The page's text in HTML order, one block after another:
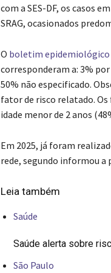
com a SES-DF, os casos
SRAG, ocasionados
O boletim epidemiológico
corresponderam a: 3% por
50% não especificado.
fator de risco relatado.
idade menor de 2 anos
Em 2025, já foram
rede, segundo informou a
Leia também
Saúde
Saúde alerta sobre
São Paulo